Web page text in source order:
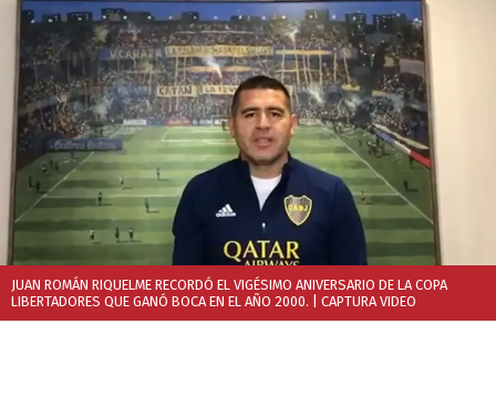
JUAN ROMÁN RIQUELME RECORDÓ EL VIGÉSIMO ANIVERSARIO DE LA COPA
LIBERTADORES QUE GANÓ BOCA EN EL AÑO 2000.
| CAPTURA VIDEO